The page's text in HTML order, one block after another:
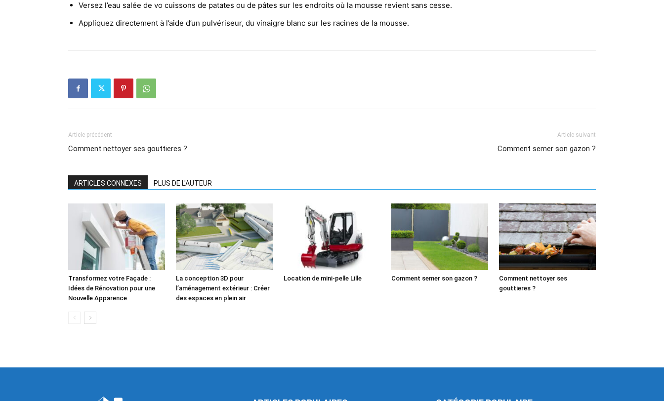
Versez l’eau salée de vo cuissons de patates ou de pâtes sur les endroits où la mousse revient sans cesse.
Appliquez directement à l’aide d’un pulvériseur, du vinaigre blanc sur les racines de la mousse.
Article précédent
Comment nettoyer ses gouttieres ?
Article suivant
Comment semer son gazon ?
ARTICLES CONNEXES PLUS DE L'AUTEUR
Transformez votre Façade :
Idées de Rénovation pour une
Nouvelle Apparence
La conception 3D pour
l’aménagement extérieur : Créer
des espaces en plein air
Location de mini-pelle Lille Comment semer son gazon ?
Comment nettoyer ses
gouttieres ?